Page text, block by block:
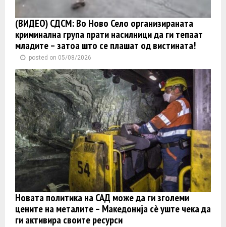
(ВИДЕО) СДСМ: Во Ново Село организираната
криминална група прати насилници да ги тепаат
младите – затоа што се плашат од вистината!
posted on 05/08/2026
Новата политика на САД може да ги зголеми
цените на металите – Македонија сè уште чека да
ги активира своите ресурси